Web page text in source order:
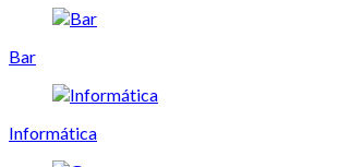
Bar
Informática